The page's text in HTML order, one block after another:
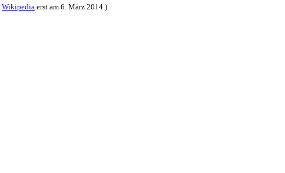
Wikipedia erst am 6. März 2014.)